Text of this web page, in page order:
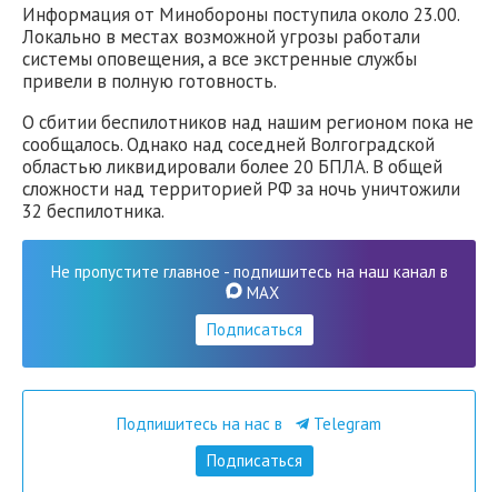
Информация от Минобороны поступила около 23.00.
Локально в местах возможной угрозы работали
системы оповещения, а все экстренные службы
привели в полную готовность.
О сбитии беспилотников над нашим регионом пока не
сообщалось. Однако над соседней Волгоградской
областью ликвидировали более 20 БПЛА. В общей
сложности над территорией РФ за ночь уничтожили
32 беспилотника.
Не пропустите главное - подпишитесь на наш канал в
MAX
Подписаться
Подпишитесь на нас в
Telegram
Подписаться